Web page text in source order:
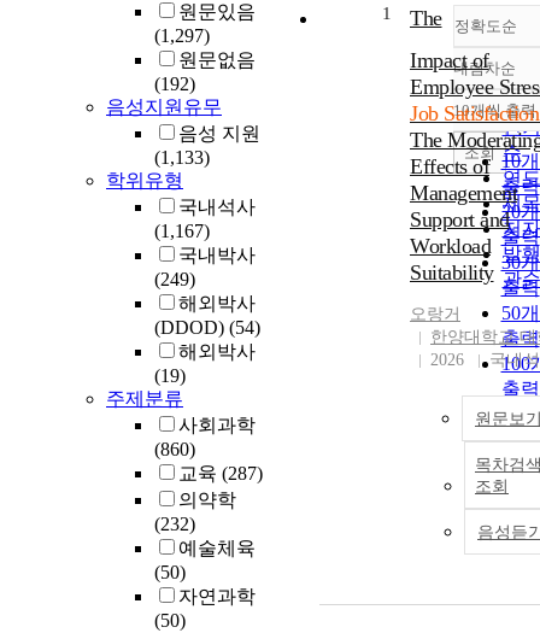
원문있음
(1,297)
원문없음
(192)
음성지원유무
음성 지원
(1,133)
학위유형
국내석사
(1,167)
국내박사
(249)
해외박사
(DDOD) (54)
해외박사
(19)
주제분류
사회과학
(860)
교육 (287)
의약학
(232)
예술체육
(50)
자연과학
(50)
정확도순
정
순
인
순
연
제
저
발
관순
내림차순
내
10개씩 출력
10
출력
20
출력
30
출력
50
출력
100
출력
조회
1
The
Impact of
Employee
Job Satisfaction
The
Effects of
Management
Support and
Workload
Suitability
오랑거
한양대학교 대
2026
국내
원문보
목차검
조회
음성듣